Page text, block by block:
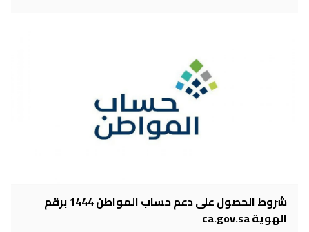
شروط الحصول على دعم حساب المواطن 1444 برقم
الهوية ca.gov.sa